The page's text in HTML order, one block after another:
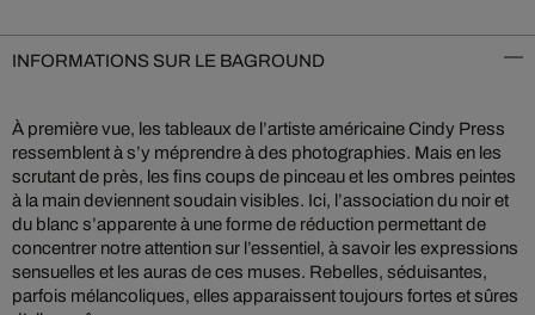
INFORMATIONS SUR LE BAGROUND
À première vue, les tableaux de l’artiste américaine Cindy Press
ressemblent à s’y méprendre à des photographies. Mais en les
scrutant de près, les fins coups de pinceau et les ombres peintes
à la main deviennent soudain visibles. Ici, l’association du noir et
du blanc s’apparente à une forme de réduction permettant de
concentrer notre attention sur l’essentiel, à savoir les expressions
sensuelles et les auras de ces muses. Rebelles, séduisantes,
parfois mélancoliques, elles apparaissent toujours fortes et sûres